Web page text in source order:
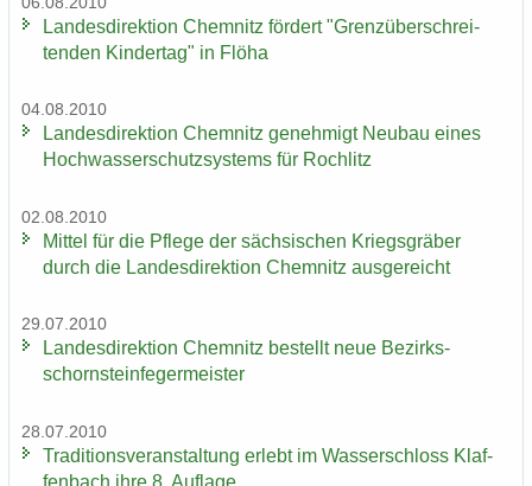
Lan­des­di­rek­ti­on Chem­nitz för­dert "Grenz­über­schrei­
ten­den Kin­der­tag" in Flöha
04.08.2010
Lan­des­di­rek­ti­on Chem­nitz ge­neh­migt Neu­bau eines
Hoch­was­ser­schutz­sys­tems für Roch­litz
02.08.2010
Mit­tel für die Pfle­ge der säch­si­schen Kriegs­grä­ber
durch die Lan­des­di­rek­ti­on Chem­nitz aus­ge­reicht
29.07.2010
Lan­des­di­rek­ti­on Chem­nitz be­stellt neue Be­zirks­
schorn­stein­fe­ger­meis­ter
28.07.2010
Tra­di­ti­ons­ver­an­stal­tung er­lebt im Was­ser­schloss Klaf­
fen­bach ihre 8. Auf­la­ge